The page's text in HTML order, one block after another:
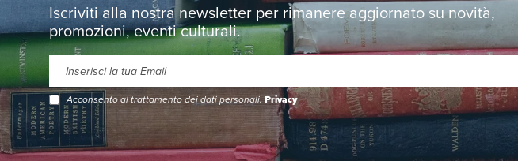
Iscriviti alla nostra newsletter per rimanere aggiornato su novità,
promozioni, eventi culturali.
Acconsento al trattamento dei dati personali.Privacy